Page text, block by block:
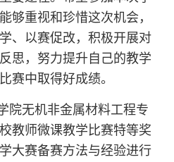
够重视和珍惜这次机会，
、以赛促改，积极开展对
思，努力提升自己的教学
赛中取得好成绩。
院无机非金属材料工程专
教师微课教学比赛特等奖
大赛备赛方法与经验进行